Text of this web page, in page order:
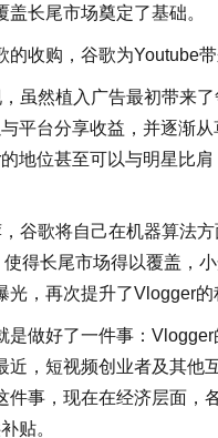
盖长尾市场奠定了基础。
的收购，谷歌为Youtube带
虽然植入广告最初带来
平台分享收益，并逐渐从
地位甚至可以与明星比
谷歌将自己在机器算法
得长尾市场得以覆盖，
光，再次提升了Vlogger的
是做好了一件事：Vlogger
近，短视频创业者及其他
件事，现在在经济层面，
贴。